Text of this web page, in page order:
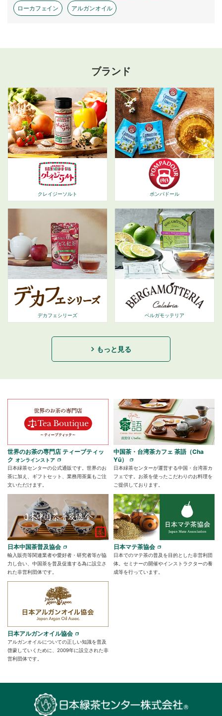
ローカフェイン アルガンオイル
ブランド
クレイジーソルト ポンパドール
デカフェシリーズ ベルガモッテリア
もっと見る
世界のお茶の専門店 ティーブティッ
ク オンラインストア
日本緑茶センターの公式通販です。世界のお
茶に加え、ギフトセット、業務用茶葉もご注
文いただけます。
中国茶・台湾茶カフェ 茶語（Cha
Yū）
日本緑茶センターが運営する中国・台湾茶カ
フェです。お茶を使ったこだわりのお料理を
ご提供しております。
日本中国茶普及協会
輸入販売等関連業者や愛好者・研究者等が協
力し合い、中国茶を普及促進する為に設立さ
れた非営利団体です。
日本マテ茶協会
日本でのマテ茶の普及を目的とした非営利団
体。セミナーの開催やインストラクターの養
成等を行っています。
日本アルガンオイル協会
アルガンオイルについての正しい知識を普及
啓蒙していくために、2009年に設立された非
営利団体です。